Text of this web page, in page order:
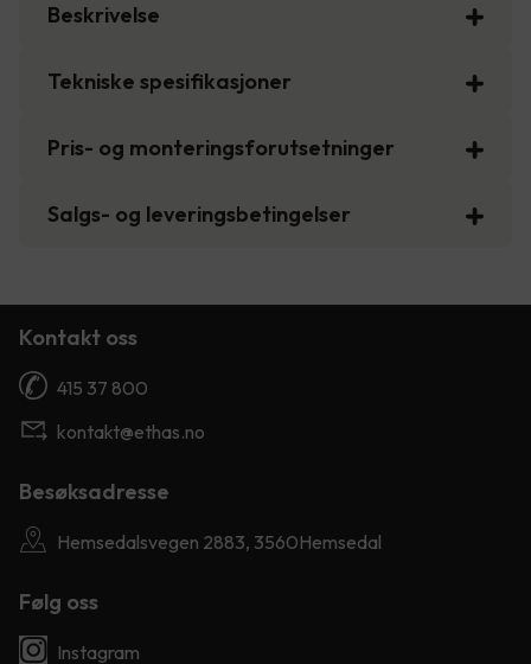
Beskrivelse
Tekniske spesifikasjoner
Pris- og monteringsforutsetninger
Salgs- og leveringsbetingelser
Kontakt oss
415 37 800
kontakt@ethas.no
Besøksadresse
Hemsedalsvegen 2883, 3560Hemsedal
Følg oss
Instagram